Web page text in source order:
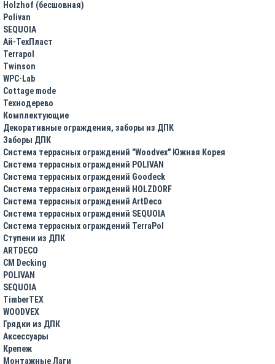
Holzhof (бесшовная)
Polivan
SEQUOIA
Ай-ТехПласт
Terrapol
Twinson
WPC-Lab
Cottage mode
Технодерево
Комплектующие
Декоративные ограждения, заборы из ДПК
Заборы ДПК
Система террасных ограждений "Woodvex" Южная Корея
Система террасных ограждений POLIVAN
Система террасных ограждений Goodeck
Система террасных ограждений HOLZDORF
Система террасных ограждений ArtDeco
Система террасных ограждений SEQUOIA
Система террасных ограждений TerraPol
Ступени из ДПК
ARTDECO
CM Decking
POLIVAN
SEQUOIA
TimberTEX
WOODVEX
Грядки из ДПК
Аксессуары
Крепеж
Монтажные Лаги